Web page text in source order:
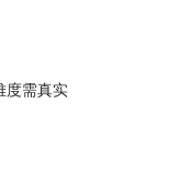
度需真实